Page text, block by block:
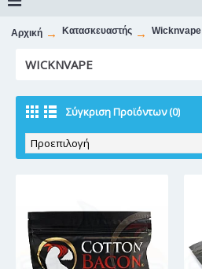
Αρχική Κατασκευαστής Wicknvape
WICKNVAPE
Σύγκριση Προϊόντων (0)